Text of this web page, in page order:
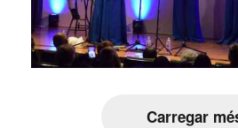
Carregar